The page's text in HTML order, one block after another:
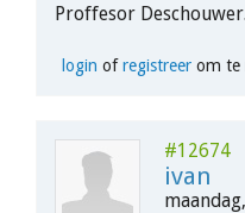
Proffesor
login ofregistreerom te
#12674
ivan